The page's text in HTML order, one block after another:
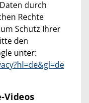
durch
Rechte
Schutz Ihrer
den
unter:
Videos